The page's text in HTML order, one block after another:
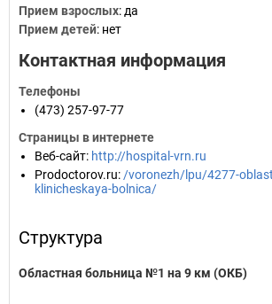
Прием взрослых: да
Прием детей: нет
Контактная информация
Телефоны
(473) 257-97-77
Страницы в интернете
Веб-сайт: http://hospital-vrn.ru
Prodoctorov.ru: /voronezh/lpu/4277-
klinicheskaya-bolnica/
Структура
Областная больница №1 на 9 км (ОКБ)